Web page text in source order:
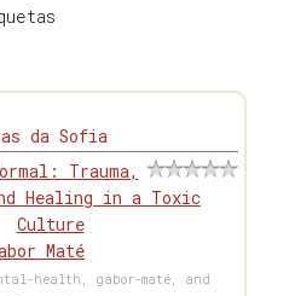
da Sofia
Trauma,
Healing in a Toxic
Culture
Maté
health, gabor-maté, and